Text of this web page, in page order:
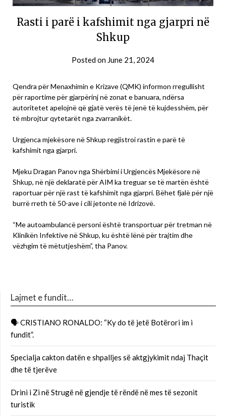
Rasti i parë i kafshimit nga gjarpri në
Shkup
Posted on June 21, 2024
Qendra për Menaxhimin e Krizave (QMK) informon rregullisht
për raportime për gjarpërinj në zonat e banuara, ndërsa
autoritetet apelojnë që gjatë verës të jenë të kujdesshëm, për
të mbrojtur qytetarët nga zvarranikët.
Urgjenca mjekësore në Shkup regjistroi rastin e parë të
kafshimit nga gjarpri.
Mjeku Dragan Panov nga Shërbimi i Urgjencës Mjekësore në
Shkup, në një deklaratë për AIM ka treguar se të martën është
raportuar për një rast të kafshimit nga gjarpri. Bëhet fjalë për një
burrë rreth të 50-ave i cili jetonte në Idrizovë.
“Me autoambulancë personi është transportuar për tretman në
Klinikën Infektive në Shkup, ku është lënë për trajtim dhe
vëzhgim të mëtutjeshëm”, tha Panov.
Lajmet e fundit…
🗣 CRISTIANO RONALDO: “Ky do të jetë Botërori im i
fundit”.
Specialja cakton datën e shpalljes së aktgjykimit ndaj Thaçit
dhe të tjerëve
Drini i Zi në Strugë në gjendje të rëndë në mes të sezonit
turistik